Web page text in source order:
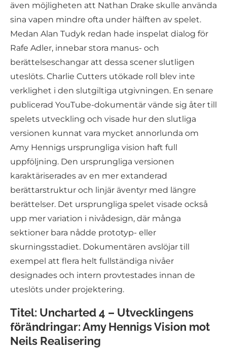
även möjligheten att Nathan Drake skulle använda
sina vapen mindre ofta under hälften av spelet.
Medan Alan Tudyk redan hade inspelat dialog för
Rafe Adler, innebar stora manus- och
berättelseschangar att dessa scener slutligen
uteslöts. Charlie Cutters utökade roll blev inte
verklighet i den slutgiltiga utgivningen. En senare
publicerad YouTube-dokumentär vände sig åter till
spelets utveckling och visade hur den slutliga
versionen kunnat vara mycket annorlunda om
Amy Hennigs ursprungliga vision haft full
uppföljning. Den ursprungliga versionen
karaktäriserades av en mer extanderad
berättarstruktur och linjär äventyr med längre
berättelser. Det ursprungliga spelet visade också
upp mer variation i nivådesign, där många
sektioner bara nådde prototyp- eller
skurningsstadiet. Dokumentären avslöjar till
exempel att flera helt fullständiga nivåer
designades och intern provtestades innan de
uteslöts under projektering.
Titel: Uncharted 4 – Utvecklingens
förändringar: Amy Hennigs Vision mot
Neils Realisering